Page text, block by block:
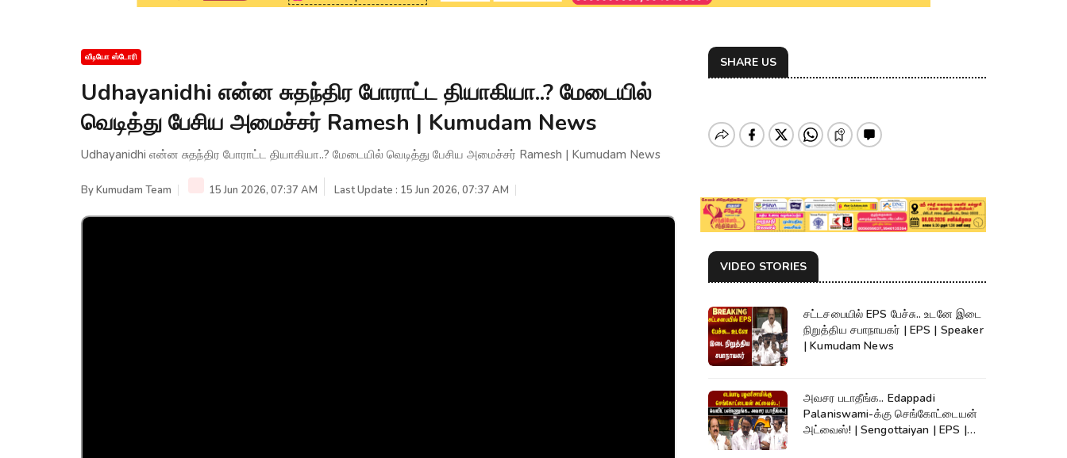
வீடியோ ஸ்டோரி
Udhayanidhi என்ன சுதந்திர போராட்ட தியாகியா..? மேடையில்
வெடித்து பேசிய அமைச்சர் Ramesh | Kumudam News
Udhayanidhi என்ன சுதந்திர போராட்ட தியாகியா..? மேடையில் வெடித்து பேசிய அமைச்சர் Ramesh | Kumudam News
ByKumudam Team 15 Jun 2026, 07:37 AM Last Update : 15 Jun 2026, 07:37 AM
SHARE US
VIDEO STORIES
சட்டசபையில் EPS பேச்சு.. உடனே இடை
நிறுத்திய சபாநாயகர் | EPS | Speaker
| Kumudam News
அவசர படாதீங்க.. Edappadi
Palaniswami-க்கு செங்கோட்டையன்
அட்வைஸ்! | Sengottaiyan | EPS |